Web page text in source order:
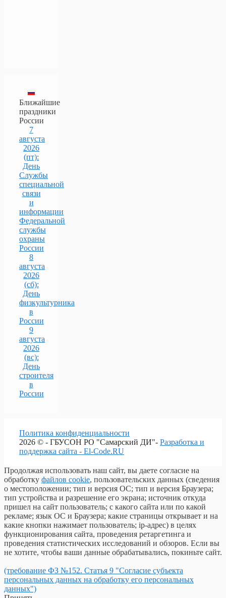
Ближайшие
праздники
России
7
августа
2026
(пт):
День
Службы
специальной
связи
и
информации
Федеральной
службы
охраны
России
8
августа
2026
(сб):
День
физкультурника
в
России
9
августа
2026
(вс):
День
строителя
в
России
Политика конфиденциальности
2026 © - ГБУСОН РО "Самарский ДИ"- Разработка и
поддержка сайта - El-Code.RU
Продолжая использовать наш сайт, вы даете согласие на
обработку файлов cookie, пользовательских данных (сведения
о местоположении; тип и версия ОС; тип и версия Браузера;
тип устройства и разрешение его экрана; источник откуда
пришел на сайт пользователь; с какого сайта или по какой
рекламе; язык ОС и Браузера; какие страницы открывает и на
какие кнопки нажимает пользователь; ip-адрес) в целях
функционирования сайта, проведения ретаргетинга и
проведения статистических исследований и обзоров. Если вы
не хотите, чтобы ваши данные обрабатывались, покиньте сайт.
(требование ФЗ №152. Статья 9 "Согласие субъекта
персональных данных на обработку его персональных
данных")